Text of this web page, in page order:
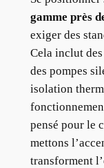
gamme près
exiger des
Cela inclut
des pompes
isolation
pensé pour le
mettons
transforment